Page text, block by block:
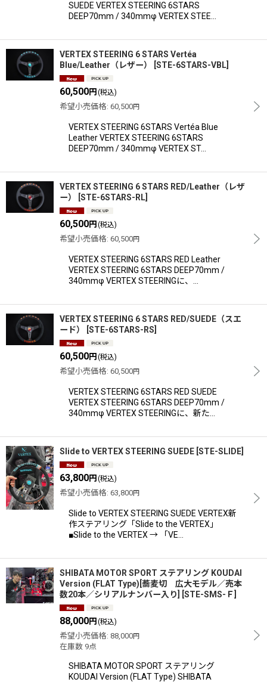
絞り込む
SUEDE VERTEX STEERING 6STARS
DEEP70mm / 340mmφ VERTEX STEE…
VERTEX STEERING 6 STARS Vertéa
Blue/Leather（レザー）
STE-6STARS-VBL
60,500円 (税込)
希望小売価格: 60,500円
VERTEX STEERING 6STARS Vertéa Blue
Leather VERTEX STEERING 6STARS
DEEP70mm / 340mmφ VERTEX ST…
VERTEX STEERING 6 STARS RED/Leather（レザ
ー）
STE-6STARS-RL
60,500円 (税込)
希望小売価格: 60,500円
VERTEX STEERING 6STARS RED Leather
VERTEX STEERING 6STARS DEEP70mm /
340mmφ VERTEX STEERINGに、…
VERTEX STEERING 6 STARS RED/SUEDE（スエ
ード）
STE-6STARS-RS
60,500円 (税込)
希望小売価格: 60,500円
VERTEX STEERING 6STARS RED SUEDE
VERTEX STEERING 6STARS DEEP70mm /
340mmφ VERTEX STEERINGに、新た…
Slide to VERTEX STEERING SUEDE STE-SLIDE
63,800円 (税込)
希望小売価格: 63,800円
Slide to VERTEX STEERING SUEDE VERTEX新
作ステアリング「Slide to the VERTEX」
■Slide to the VERTEX → 「VE…
SHIBATA MOTOR SPORT ステアリング KOUDAI
Version (FLAT Type)[蕎麦切 広大モデル／売本
数20本／シリアルナンバー入り]
STE-SMS-Ｆ
88,000円 (税込)
希望小売価格: 88,000円
在庫数 9点
SHIBATA MOTOR SPORT ステアリング
KOUDAI Version (FLAT Type) SHIBATA